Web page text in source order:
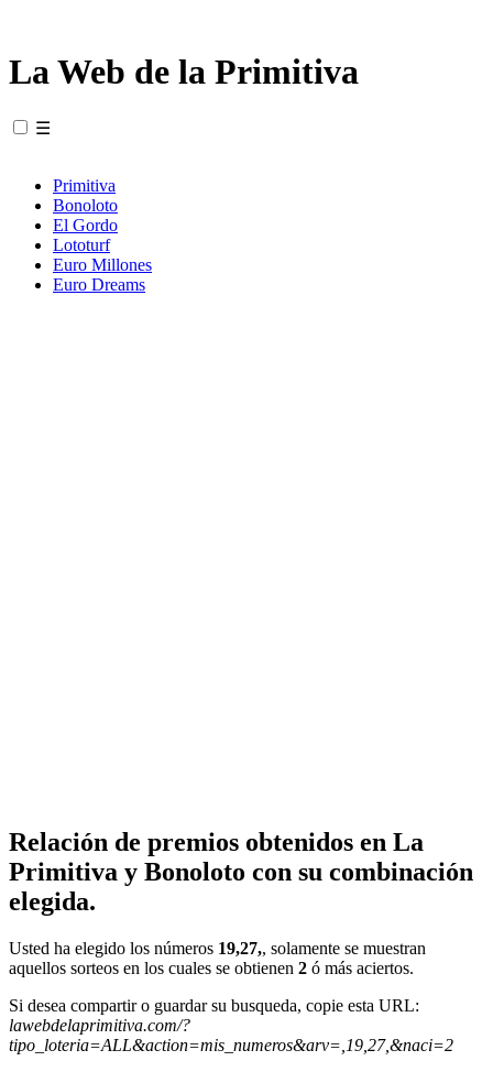
La Web de la Primitiva
☰
Primitiva
Bonoloto
El Gordo
Lototurf
Euro Millones
Euro Dreams
Relación de premios obtenidos en La
Primitiva y Bonoloto con su combinación
elegida.
Usted ha elegido los números 19,27,, solamente se muestran
aquellos sorteos en los cuales se obtienen 2 ó más aciertos.
Si desea compartir o guardar su busqueda, copie esta URL:
lawebdelaprimitiva.com/?
tipo_loteria=ALL&action=mis_numeros&arv=,19,27,&naci=2